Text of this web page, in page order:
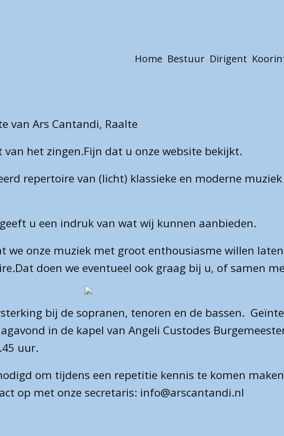
Home Bestuur Dirigent
van Ars Cantandi, Raalte
van het zingen.Fijn dat u onze website bekijkt.
repertoire van (licht) klassieke en moderne
u een indruk van wat wij kunnen aanbieden.
we onze muziek met groot enthousiasme willen
doen we eventueel ook graag bij u, of samen
bij de sopranen, tenoren en de bassen.
in de kapel van Angeli Custodes
uur.
om tijdens een repetitie kennis te komen
op met onze secretaris: info@arscantandi.nl